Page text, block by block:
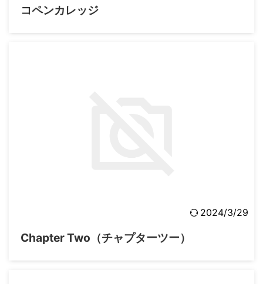
コペンカレッジ
2024/3/29
Chapter Two（チャプターツー）